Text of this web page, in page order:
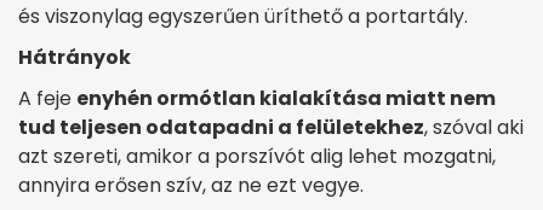
és viszonylag egyszerűen üríthető a portartály.
Hátrányok
A feje enyhén ormótlan kialakítása miatt nem
tud teljesen odatapadni a felületekhez, szóval aki
azt szereti, amikor a porszívót alig lehet mozgatni,
annyira erősen szív, az ne ezt vegye.